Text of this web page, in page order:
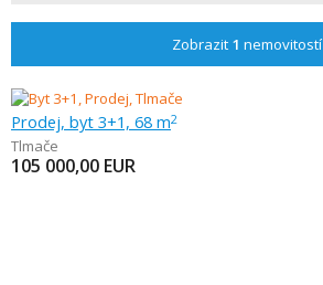
Zobrazit 1 nemovitostí
Prodej, byt 3+1, 68 m2
Tlmače
105 000,00 EUR